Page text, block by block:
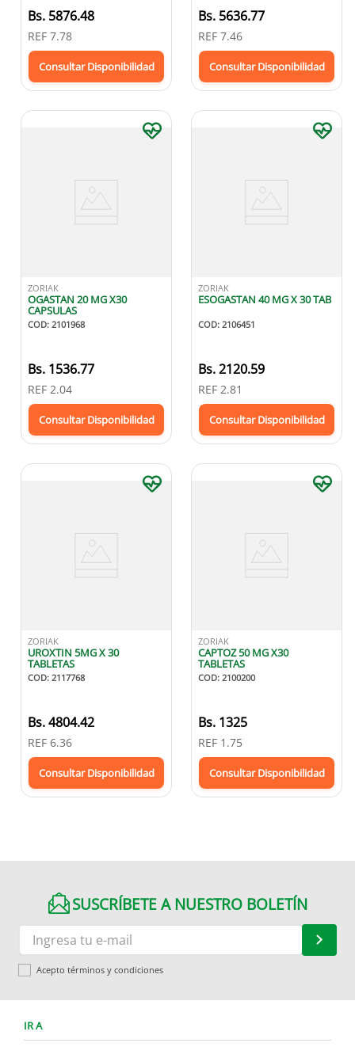
Bs. 5876.48
REF 7.78
Consultar Disponibilidad
Bs. 5636.77
REF 7.46
Consultar Disponibilidad
ZORIAK
OGASTAN 20 MG X30
CAPSULAS
COD: 2101968
Bs. 1536.77
REF 2.04
Consultar Disponibilidad
ZORIAK
ESOGASTAN 40 MG X 30 TAB
COD: 2106451
Bs.2120.59
REF 2.81
Consultar Disponibilidad
ZORIAK
UROXTIN 5MG X 30
TABLETAS
COD: 2117768
Bs.4804.42
REF 6.36
Consultar Disponibilidad
ZORIAK
CAPTOZ 50 MG X30
TABLETAS
COD: 2100200
Bs. 1325
REF 1.75
Consultar Disponibilidad
SUSCRÍBETE A NUESTRO BOLETÍN
Acepto términos y condiciones
IR A